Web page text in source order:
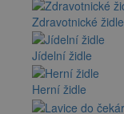
Zdravotnické židle
Jídelní židle
Herní židle